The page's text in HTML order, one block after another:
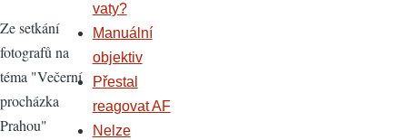
Ze setkání
fotografů na
téma "Večerní
procházka
Prahou"
vaty?
Manuální
objektiv
Přestal
reagovat AF
Nelze